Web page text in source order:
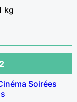
kg
Soirées